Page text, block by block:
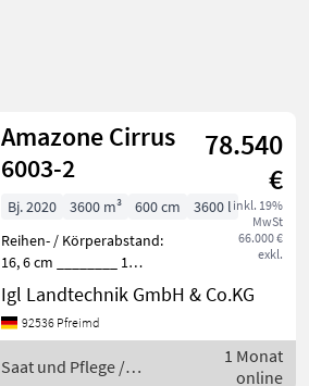
Amazone Cirrus
6003-2
78.540
€
inkl. 19%
MwSt
66.000 €
exkl.
Bj. 2020 3600 m³ 600 cm
3600 l
Reihen- / Körperabstand:
16, 6 cm ________ 1
Kammerbehälter 3600 l
Schnellentleerung für
offene Behälter LED-
Straßenfahrt
Igl Landtechnik GmbH & Co.KG
92536 Pfreimd
Saat und Pflege /
1 Monat
online